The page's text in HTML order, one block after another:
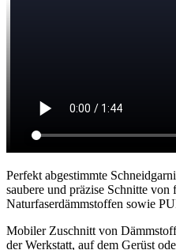
Perfekt abgestimmte
saubere und präzise Schnitte
Naturfaserdämmstoffen sowie
Mobiler Zuschnitt von
der Werkstatt, auf dem Gerüst